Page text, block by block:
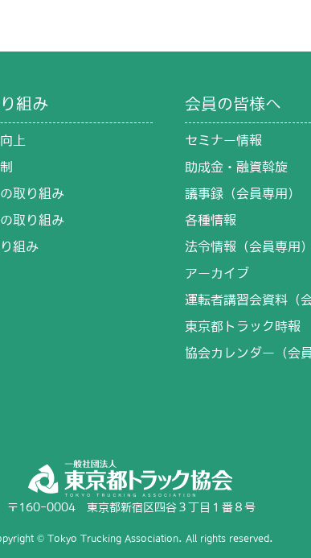
組み
上
取り組み
取り組み
組み
会員の皆様へ
セミナー情報
助成金・融資斡旋
議事録（会員専用）
各種情報
法令情報（会員専用
アーカイブ
運転者講習会資料（
東京都トラック時報
協会カレンダー（会
〒160-0004 東京都新宿区四谷３丁目１番８号
© Tokyo Trucking Association. All rights reserved.